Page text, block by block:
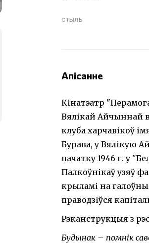
стыль
Апісанне
Кінатэатр
Вялікай Айчыннай
клуба харчавікоў
Бурава, у Вялікую
пачатку 1946 г. у
Палкоўнікаў узяў
крыламі на
праводзіўся
Рэканструкцыя з
Будынак – помнік